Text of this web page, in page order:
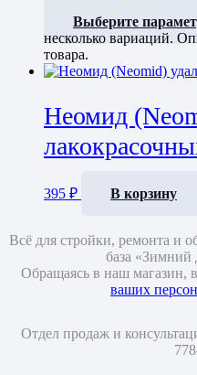
1650 ₽ 4700 ₽
Выберите
несколько вариаций.
товара.
Неомид
395 ₽ В корзину
Всё для стройки, ремонта и
база «Зимний
Обращаясь в наш магазин,
ваших
Отдел продаж и